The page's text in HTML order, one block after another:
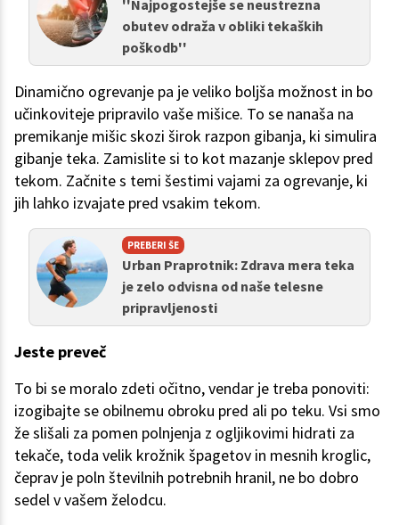
''Najpogostejše se neustrezna
obutev odraža v obliki tekaških
poškodb''
Dinamično ogrevanje pa je veliko boljša možnost in bo
učinkoviteje pripravilo vaše mišice. To se nanaša na
premikanje mišic skozi širok razpon gibanja, ki simulira
gibanje teka. Zamislite si to kot mazanje sklepov pred
tekom. Začnite s temi šestimi vajami za ogrevanje, ki
jih lahko izvajate pred vsakim tekom.
PREBERI ŠE
Urban Praprotnik: Zdrava mera teka
je zelo odvisna od naše telesne
pripravljenosti
Jeste preveč
To bi se moralo zdeti očitno, vendar je treba ponoviti:
izogibajte se obilnemu obroku pred ali po teku. Vsi smo
že slišali za pomen polnjenja z ogljikovimi hidrati za
tekače, toda velik krožnik špagetov in mesnih kroglic,
čeprav je poln številnih potrebnih hranil, ne bo dobro
sedel v vašem želodcu.